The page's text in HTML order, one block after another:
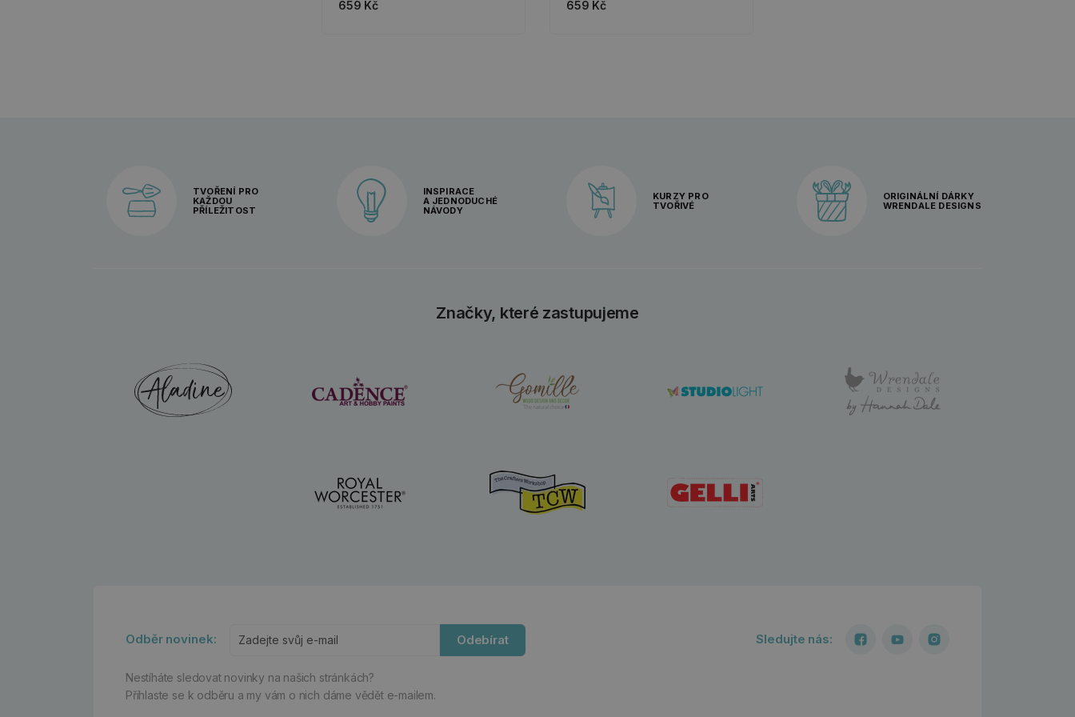
659 Kč 659 Kč
TVOŘENÍ PRO
KAŽDOU
PŘÍLEŽITOST
INSPIRACE
A JEDNODUCHÉ
NÁVODY
KURZY PRO
TVOŘIVÉ
ORIGINÁLNÍ DÁRKY
WRENDALE DESIGNS
Značky, které zastupujeme
Odběr novinek: Odebírat
Nestíháte sledovat novinky na našich stránkách?
Přihlaste se k odběru a my vám o nich dáme vědět e-mailem.
Sledujte nás: